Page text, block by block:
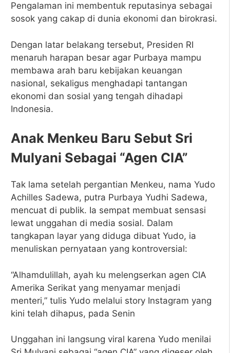
Pengalaman ini membentuk reputasinya sebagai
sosok yang cakap di dunia ekonomi dan birokrasi.
Dengan latar belakang tersebut, Presiden RI
menaruh harapan besar agar Purbaya mampu
membawa arah baru kebijakan keuangan
nasional, sekaligus menghadapi tantangan
ekonomi dan sosial yang tengah dihadapi
Indonesia.
Anak Menkeu Baru Sebut Sri
Mulyani Sebagai “Agen CIA”
Tak lama setelah pergantian Menkeu, nama Yudo
Achilles Sadewa, putra Purbaya Yudhi Sadewa,
mencuat di publik. Ia sempat membuat sensasi
lewat unggahan di media sosial. Dalam
tangkapan layar yang diduga dibuat Yudo, ia
menuliskan pernyataan yang kontroversial:
“Alhamdulillah, ayah ku melengserkan agen CIA
Amerika Serikat yang menyamar menjadi
menteri,” tulis Yudo melalui story Instagram yang
kini telah dihapus, pada Senin
Unggahan ini langsung viral karena Yudo menilai